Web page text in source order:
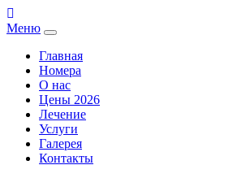
Меню
Главная
Номера
О нас
Цены 2026
Лечение
Услуги
Галерея
Контакты